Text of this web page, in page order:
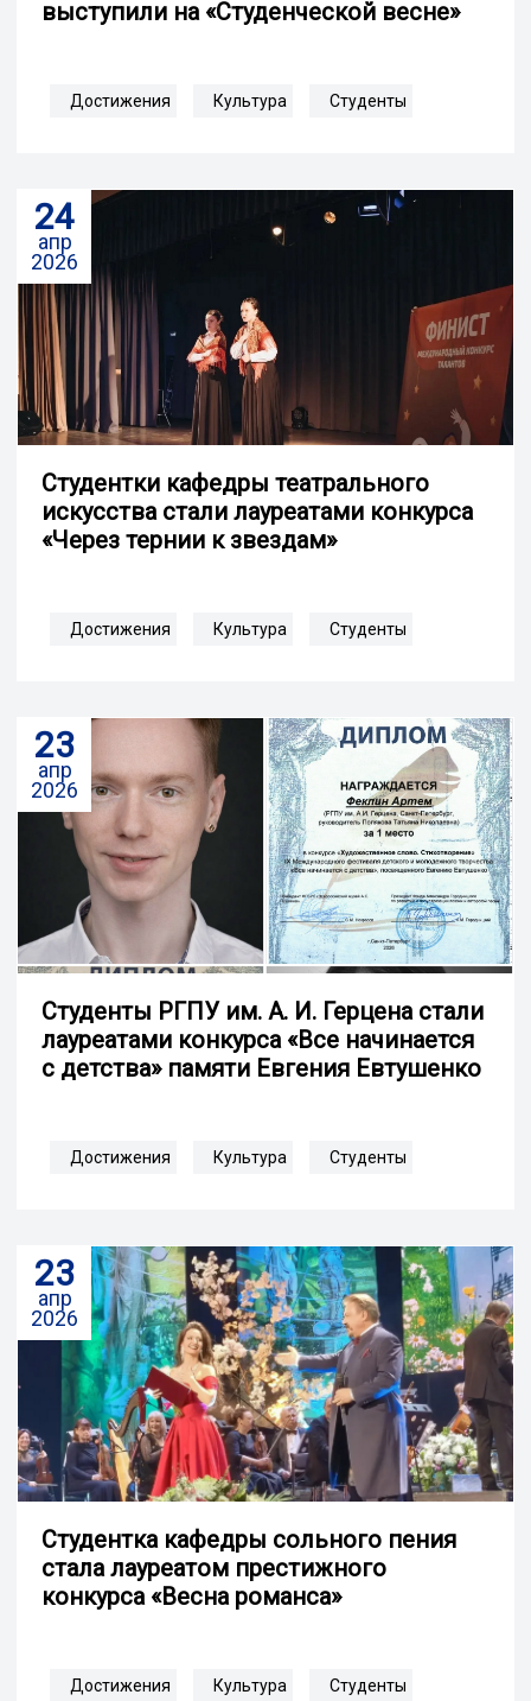
выступили на «Студенческой весне»
Достижения Культура Студенты
24
апр
2026
Студентки кафедры театрального
искусства стали лауреатами конкурса
«Через тернии к звездам»
Достижения Культура Студенты
23
апр
2026
Студенты РГПУ им. А. И. Герцена стали
лауреатами конкурса «Все начинается
с детства» памяти Евгения Евтушенко
Достижения Культура Студенты
23
апр
2026
Студентка кафедры сольного пения
стала лауреатом престижного
конкурса «Весна романса»
Достижения Культура Студенты